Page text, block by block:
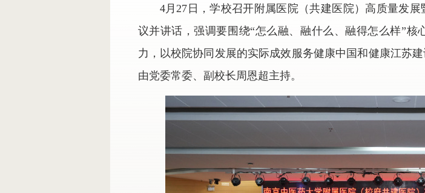
4月27日，学校召开附属医院（共建医院）高质量发
议并讲话，强调要围绕“怎么融、融什么、融得怎么样”
力，以校院协同发展的实际成效服务健康中国和健康江苏
由党委常委、副校长周恩超主持。